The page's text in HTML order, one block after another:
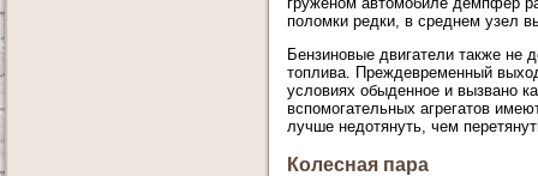
поломки редки, в среднем узел
Бензиновые двигатели также не
топлива. Преждевременный
условиях обыденное и вызвано
вспомогательных агрегатов
лучше недотянуть, чем
Колесная пара